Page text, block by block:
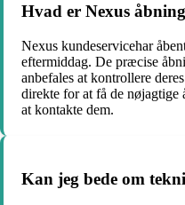
Hvad er Nexus
Nexus kundeservicehar
eftermiddag. De præcise
anbefales at kontrollere
direkte for at få de nøjagtige
at kontakte dem.
Kan jeg bede om